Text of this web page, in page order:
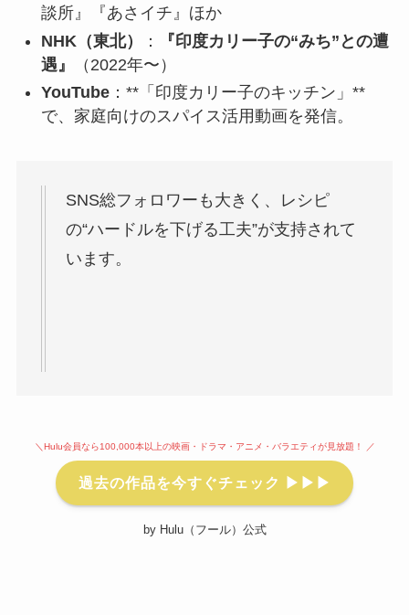
談所』『あさイチ』ほか
NHK（東北）
：
『印度カリー子の“みち”との遭
遇』
（2022年〜）
YouTube：**「印度カリー子のキッチン」**
で、家庭向けのスパイス活用動画を発信。
SNS総フォロワーも大きく、レシピ
の“ハードルを下げる工夫”が支持されて
います。
＼Hulu会員なら100,000本以上の映画・ドラマ・アニメ・バラエティが見放題！ ／
過去の作品を今すぐチェック ▶▶▶
by Hulu（フール）公式